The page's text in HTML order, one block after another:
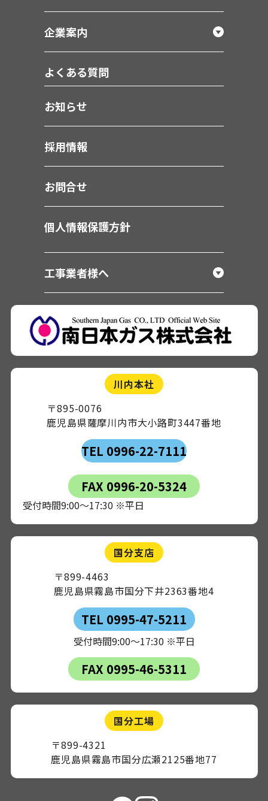
企業案内
よくある質問
お知らせ
採用情報
お問合せ
個人情報保護方針
工事業者様へ
川内本社
〒895-0076
鹿児島県薩摩川内市大小路町3447番地
TEL 0996-22-7111
FAX 0996-20-5324
受付時間9:00～17:30 ※平日
国分支店
〒899-4463
鹿児島県霧島市国分下井2363番地4
TEL 0995-47-5211
受付時間9:00～17:30 ※平日
FAX 0995-46-5311
国分工場
〒899-4321
鹿児島県霧島市国分広瀬2125番地77